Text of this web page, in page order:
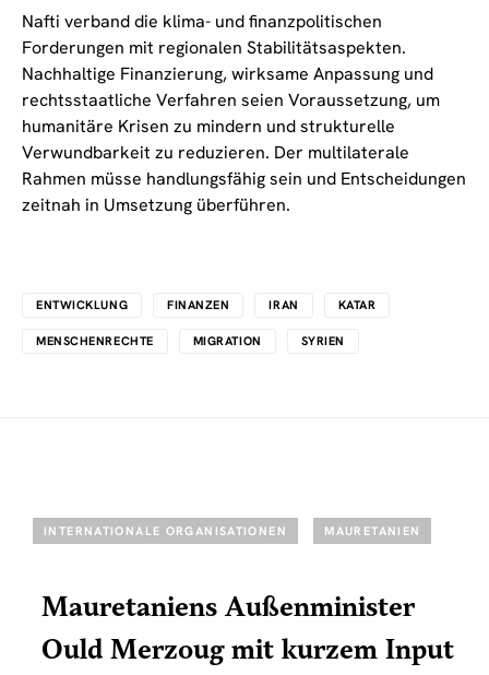
Nafti verband die klima- und finanzpolitischen
Forderungen mit regionalen Stabilitätsaspekten.
Nachhaltige Finanzierung, wirksame Anpassung und
rechtsstaatliche Verfahren seien Voraussetzung, um
humanitäre Krisen zu mindern und strukturelle
Verwundbarkeit zu reduzieren. Der multilaterale
Rahmen müsse handlungsfähig sein und Entscheidungen
zeitnah in Umsetzung überführen.
ENTWICKLUNG FINANZEN IRAN KATAR
MENSCHENRECHTE MIGRATION SYRIEN
INTERNATIONALE ORGANISATIONEN MAURETANIEN
Mauretaniens Außenminister
Ould Merzoug mit kurzem Input